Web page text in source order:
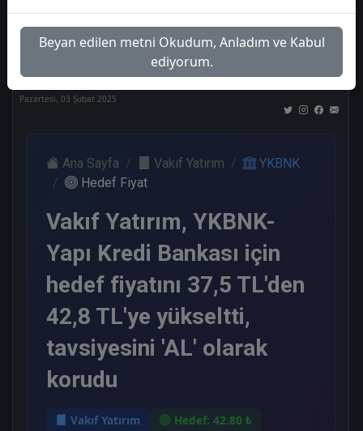
3
Pazartesi, 03 Şubat 2025
Ana Sayfa Vakıf Yatırım
YKBNK
Hedef Fiyat
Vakıf Yatırım, YKBNK-
Yapı Kredi Bankası için
hedef fiyatını 37,5 TL'den
42,8 TL'ye yükseltti,
tavsiyesini 'AL' olarak
korudu
Vakıf Yatırım
Hedef: 42.80 ₺
Beyan edilen metni Okudum, Anladım ve Kabul
ediyorum.